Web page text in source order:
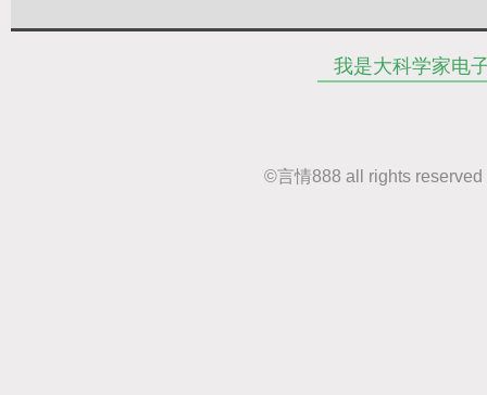
我是大科学家电
©言情888 all rights